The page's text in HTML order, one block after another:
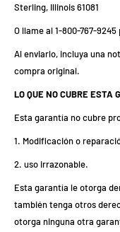
Sterling, Illinois 61081
O llame al 1-800-767-
Al enviarlo, incluya una
compra original.
LO QUE NO CUBRE ESTA
Esta garantía no cubre
1. Modificación o
2. uso irrazonable.
Esta garantía le otorga
también tenga otros
otorga ninguna otra